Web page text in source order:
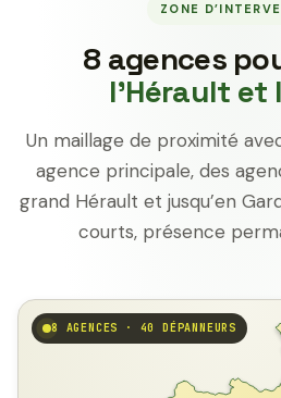
ZONE
8 agences
l’Hérault et
Un maillage de proximité
agence principale, des
grand Hérault et jusqu’en
courts, présence
8 AGENCES · 40 DÉPANNEURS